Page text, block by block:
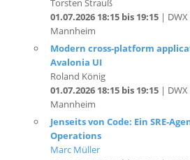
Mannheim
Modern cross-platform
Avalonia UI
Roland König
01.07.2026 18:15 bis 19:15
Mannheim
Jenseits von Code: Ein SRE-
Operations
Marc Müller
01.07.2026 17:00 bis 18:00
Mannheim